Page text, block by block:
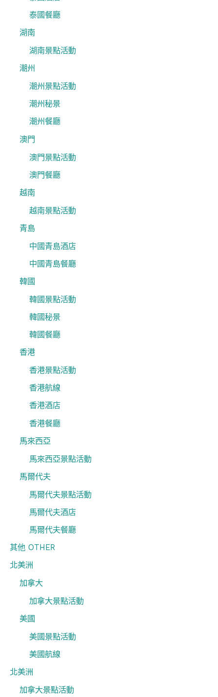
泰國餐廳
湖南
湖南景點活動
潮州
潮州景點活動
潮州秘景
潮州餐廳
澳門
澳門景點活動
澳門餐廳
越南
越南景點活動
青島
中國青島酒店
中國青島餐廳
韓國
韓國景點活動
韓國秘景
韓國餐廳
香港
香港景點活動
香港航線
香港酒店
香港餐廳
馬來西亞
馬來西亞景點活動
馬爾代夫
馬爾代夫景點活動
馬爾代夫酒店
馬爾代夫餐廳
其他 OTHER
北美洲
加拿大
加拿大景點活動
美國
美國景點活動
美國航線
北美洲
加拿大景點活動